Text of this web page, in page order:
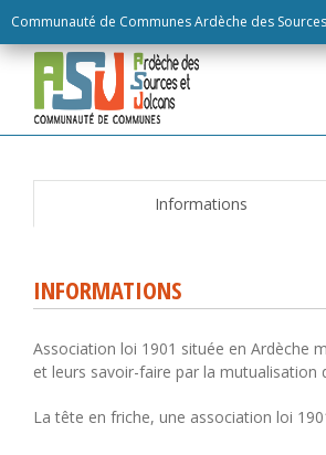
Communauté de Communes Ardèche des
to
content
Informations
INFORMATIONS
Association loi 1901 située en Ardèche
et leurs savoir-faire par la
La tête en friche, une association loi